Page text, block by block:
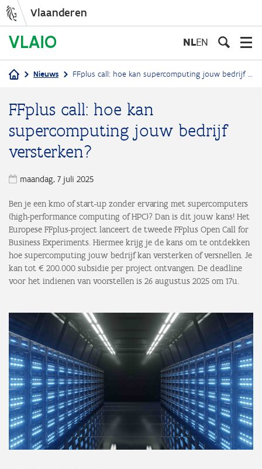
inhoud
Vlaanderen
NLEN
Nieuws FFplus call: hoe kan supercomputing jouw bedrijf versterken?
FFplus call: hoe kan
supercomputing jouw bedrijf
versterken?
maandag, 7 juli 2025
Ben je een kmo of start-up zonder ervaring met supercomputers
(high-performance computing of HPC)? Dan is dit jouw kans! Het
Europese FFplus-project lanceert de tweede FFplus Open Call for
Business Experiments. Hiermee krijg je de kans om te ontdekken
hoe supercomputing jouw bedrijf kan versterken of versnellen. Je
kan tot € 200.000 subsidie per project ontvangen. De deadline
voor het indienen van voorstellen is 26 augustus 2025 om 17u.